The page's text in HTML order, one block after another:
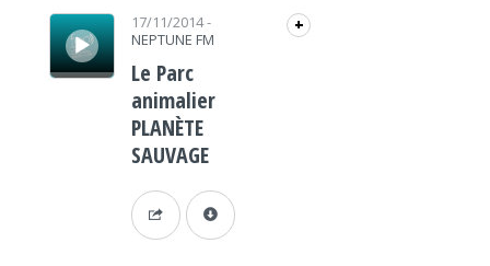
Lecteur audio 17/11/2014-
NEPTUNE FM
+
Le Parc
animalier
PLANÈTE
SAUVAGE